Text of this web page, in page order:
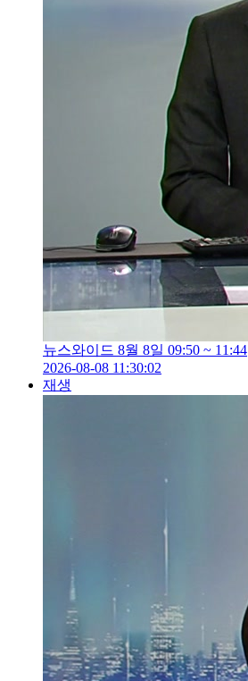
뉴스와이드 8월 8일 09:50 ~ 11:44
2026-08-08 11:30:02
재생